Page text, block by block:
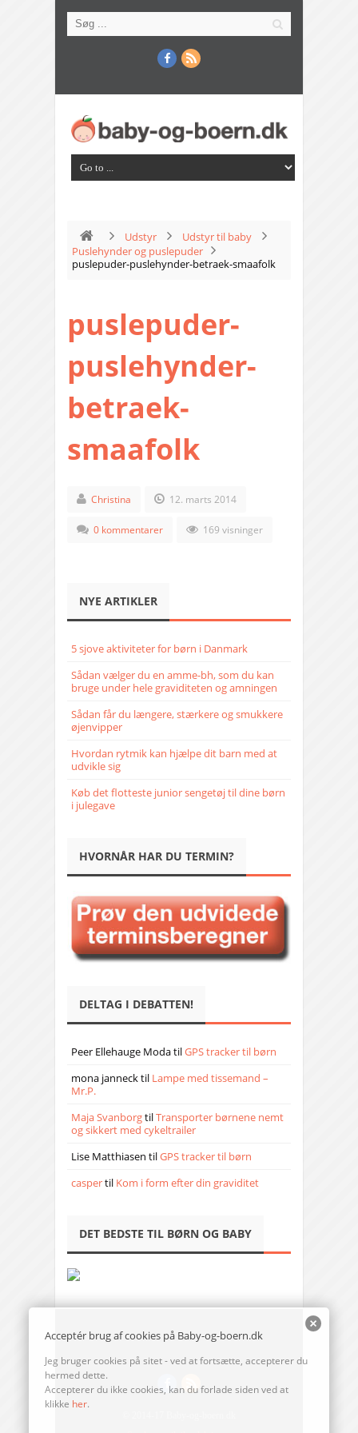
Udstyr
Udstyr til baby
Puslehynder og puslepuder
puslepuder-puslehynder-betraek-smaafolk
puslepuder-
puslehynder-
betraek-
smaafolk
Christina 12. marts 2014
0 kommentarer 169 visninger
NYE ARTIKLER
5 sjove aktiviteter for børn i Danmark
Sådan vælger du en amme-bh, som du kan
bruge under hele graviditeten og amningen
Sådan får du længere, stærkere og smukkere
øjenvipper
Hvordan rytmik kan hjælpe dit barn med at
udvikle sig
Køb det flotteste junior sengetøj til dine børn
i julegave
HVORNÅR HAR DU TERMIN?
DELTAG I DEBATTEN!
Peer Ellehauge ModatilGPS tracker til børn
mona jannecktil Lampe med tissemand –
Mr.P.
Maja SvanborgtilTransporter børnene nemt
og sikkert med cykeltrailer
Lise Matthiasen tilGPS tracker til børn
caspertil Kom i form efter din graviditet
DET BEDSTE TIL BØRN OG BABY
Acceptér brug af cookies på Baby-og-boern.dk
Jeg bruger cookies på sitet - ved at fortsætte, accepterer du
hermed dette.
Accepterer du ikke cookies, kan du forlade siden ved at
klikke her.